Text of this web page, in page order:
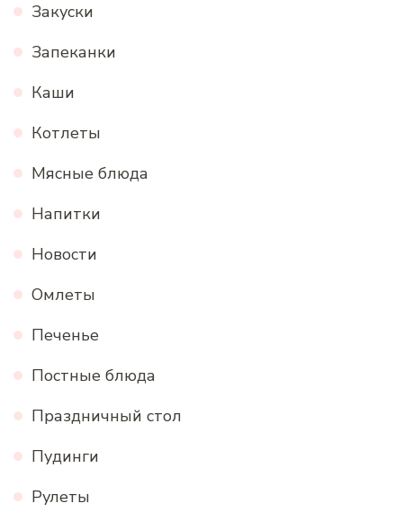
Закуски
Запеканки
Каши
Котлеты
Мясные блюда
Напитки
Новости
Омлеты
Печенье
Постные блюда
Праздничный стол
Пудинги
Рулеты